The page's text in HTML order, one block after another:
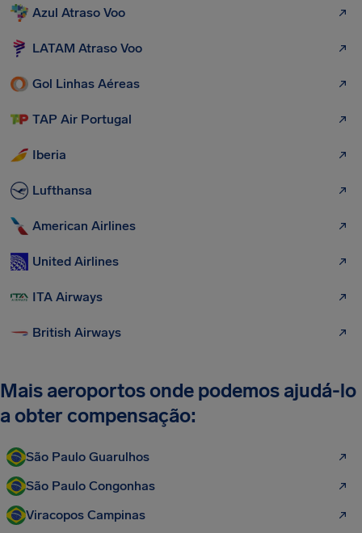
Azul Atraso Voo
LATAM Atraso Voo
Gol Linhas Aéreas
TAP Air Portugal
Iberia
Lufthansa
American Airlines
United Airlines
ITA Airways
British Airways
Mais aeroportos onde podemos ajudá-lo
a obter compensação:
São Paulo Guarulhos
São Paulo Congonhas
Viracopos Campinas